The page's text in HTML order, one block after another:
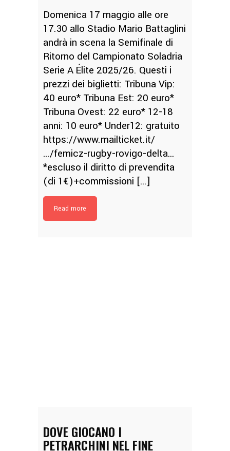
Domenica 17 maggio alle ore
17.30 allo Stadio Mario Battaglini
andrà in scena la Semifinale di
Ritorno del Campionato Soladria
Serie A Élite 2025/26. Questi i
prezzi dei biglietti: Tribuna Vip:
40 euro* Tribuna Est: 20 euro*
Tribuna Ovest: 22 euro* 12-18
anni: 10 euro* Under12: gratuito
https://www.mailticket.it/
…/femicz-rugby-rovigo-delta…
*escluso il diritto di prevendita
(di 1€)+commissioni […]
Read more
DOVE GIOCANO I
PETRARCHINI NEL FINE